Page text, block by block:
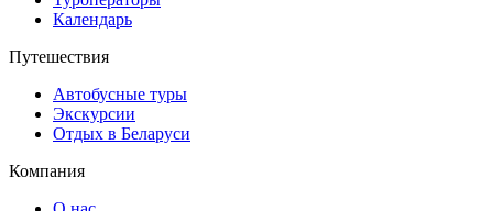
Календарь
Путешествия
Автобусные туры
Экскурсии
Отдых в Беларуси
Компания